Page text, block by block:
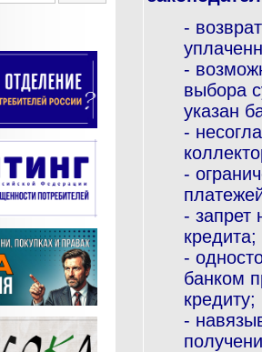
-
-
выбора
указан
-
-
- запрет
кредита;
-
банком
кредиту;
-